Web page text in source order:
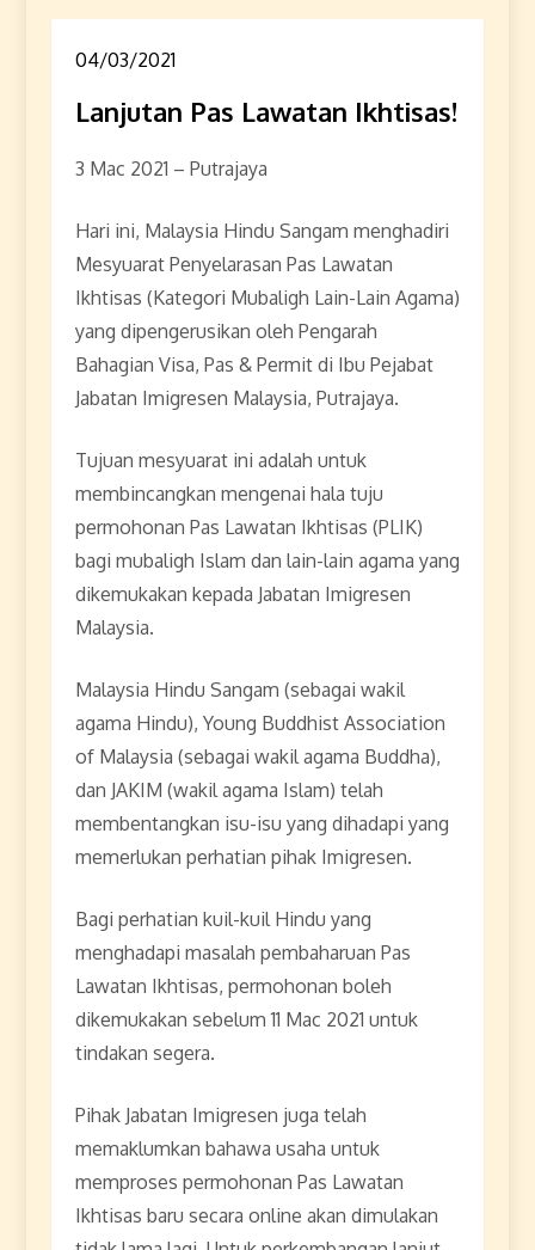
04/03/2021
Lanjutan Pas Lawatan Ikhtisas!
3 Mac 2021 – Putrajaya
Hari ini, Malaysia Hindu Sangam menghadiri
Mesyuarat Penyelarasan Pas Lawatan
Ikhtisas (Kategori Mubaligh Lain-Lain Agama)
yang dipengerusikan oleh Pengarah
Bahagian Visa, Pas & Permit di Ibu Pejabat
Jabatan Imigresen Malaysia, Putrajaya.
Tujuan mesyuarat ini adalah untuk
membincangkan mengenai hala tuju
permohonan Pas Lawatan Ikhtisas (PLIK)
bagi mubaligh Islam dan lain-lain agama yang
dikemukakan kepada Jabatan Imigresen
Malaysia.
Malaysia Hindu Sangam (sebagai wakil
agama Hindu), Young Buddhist Association
of Malaysia (sebagai wakil agama Buddha),
dan JAKIM (wakil agama Islam) telah
membentangkan isu-isu yang dihadapi yang
memerlukan perhatian pihak Imigresen.
Bagi perhatian kuil-kuil Hindu yang
menghadapi masalah pembaharuan Pas
Lawatan Ikhtisas, permohonan boleh
dikemukakan sebelum 11 Mac 2021 untuk
tindakan segera.
Pihak Jabatan Imigresen juga telah
memaklumkan bahawa usaha untuk
memproses permohonan Pas Lawatan
Ikhtisas baru secara online akan dimulakan